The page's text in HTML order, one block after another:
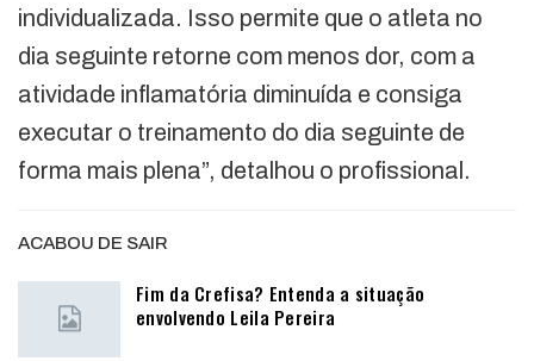
individualizada. Isso permite que o atleta no
dia seguinte retorne com menos dor, com a
atividade inflamatória diminuída e consiga
executar o treinamento do dia seguinte de
forma mais plena”, detalhou o profissional.
ACABOU DE SAIR
Fim da Crefisa? Entenda a situação
envolvendo Leila Pereira